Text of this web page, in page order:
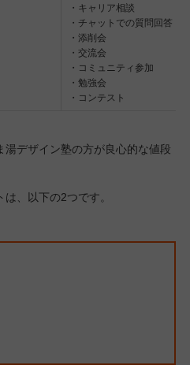
・キャリア相談
・チャットでの質問回答
・添削会
・交流会
・コミュニティ参加
・勉強会
・コンテスト
デザイン塾の方が良心的な値段
、以下の2つです。